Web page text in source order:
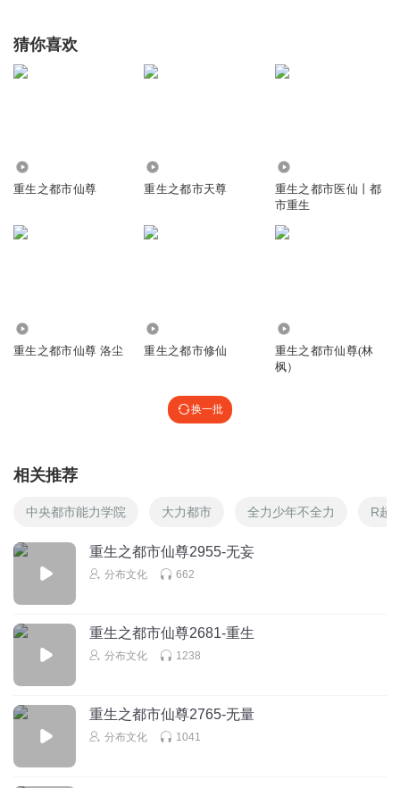
猜你喜欢
重生之都市仙尊 重生之都市天尊
重生之都市医仙丨都
市重生
重生之都市仙尊 洛尘 重生之都市修仙
重生之都市仙尊(林
枫）
换一批
相关推荐
中央都市能力学院 大力都市 全力少年不全力 R超
重生之都市仙尊2955-无妄
分布文化 662
重生之都市仙尊2681-重生
分布文化 1238
重生之都市仙尊2765-无量
分布文化 1041